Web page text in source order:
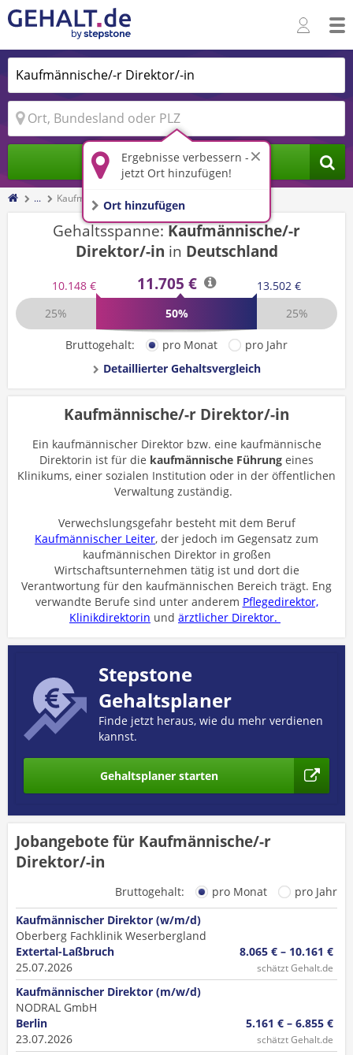
Ergebnisse verbessern -
jetzt Ort hinzufügen!
Ort hinzufügen
Jobs finden
... Kaufmännische/-r Direktor/-in
Gehaltsspanne:Kaufmännische/-r
Direktor/-in in Deutschland
10.148 € 11.705 €
13.502 €
25%
50% 25%
Bruttogehalt: pro Monat
pro Jahr
Detaillierter Gehaltsvergleich
Kaufmännische/-r Direktor/-in
Ein kaufmännischer Direktor bzw. eine kaufmännische
Direktorin ist für die kaufmännische Führung eines
Klinikums, einer sozialen Institution oder in der öffentlichen
Verwaltung zuständig.
Verwechslungsgefahr besteht mit dem Beruf
Kaufmännischer Leiter, der jedoch im Gegensatz zum
kaufmännischen Direktor in großen
Wirtschaftsunternehmen tätig ist und dort die
Verantwortung für den kaufmännischen Bereich trägt. Eng
verwandte Berufe sind unter anderem Pflegedirektor,
Klinikdirektorin und ärztlicher Direktor.
Stepstone
Gehaltsplaner
Finde jetzt heraus, wie du mehr verdienen
kannst.
Gehaltsplaner starten
Jobangebote für Kaufmännische/-r
Direktor/-in
Bruttogehalt: pro Monat
pro Jahr
Kaufmännischer Direktor (w/m/d)
Oberberg Fachklinik Weserbergland
Extertal-Laßbruch
25.07.2026
8.065 € – 10.161 €
schätzt Gehalt.de
Kaufmännischer Direktor (m/w/d)
NODRAL GmbH
Berlin
23.07.2026
5.161 € – 6.855 €
schätzt Gehalt.de